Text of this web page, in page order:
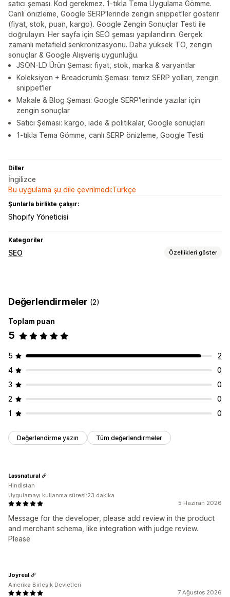
satıcı şeması. Kod gerekmez. 1-tıkla Tema Uygulama Gömme.
Canlı önizleme, Google SERP'lerinde zengin snippet'ler gösterir
(fiyat, stok, puan, kargo). Google Zengin Sonuçlar Testi ile
doğrulayın. Her sayfa için SEO şeması yapılandırın. Gerçek
zamanlı metafield senkronizasyonu. Daha yüksek TO, zengin
sonuçlar & Google Alışveriş uygunluğu.
JSON-LD Ürün Şeması: fiyat, stok, marka & varyantlar
Koleksiyon + Breadcrumb Şeması: temiz SERP yolları, zengin
snippet'ler
Makale & Blog Şeması: Google SERP'lerinde yazılar için
zengin sonuçlar
Satıcı Şeması: kargo, iade & politikalar, Google sonuçları
1-tıkla Tema Gömme, canlı SERP önizleme, Google Testi
Diller
İngilizce
Bu uygulama şu dile çevrilmedi:Türkçe
Şunlarla birlikte çalışır:
Shopify Yöneticisi
Kategoriler
SEO Özellikleri göster
Performansı izleme
SEO puanı
Değerlendirmeler (2)
Toplam puan
5
5
2
4
0
3
0
2
0
1
0
Değerlendirme yazın Tüm değerlendirmeler
5 Haziran 2026
Message for the developer, please add review in the product
and merchant schema, like integration with judge review.
Please
Lassnatural
Hindistan
Uygulamayı kullanma süresi:23 dakika
7 Ağustos 2026
Joyreal
Amerika Birleşik Devletleri